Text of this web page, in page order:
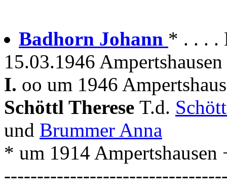
Badhorn Johann * . . . .
15.03.1946
I. oo um 1946
Schöttl Therese T.d.
und Brummer Anna
* um 1914 Ampertshausen